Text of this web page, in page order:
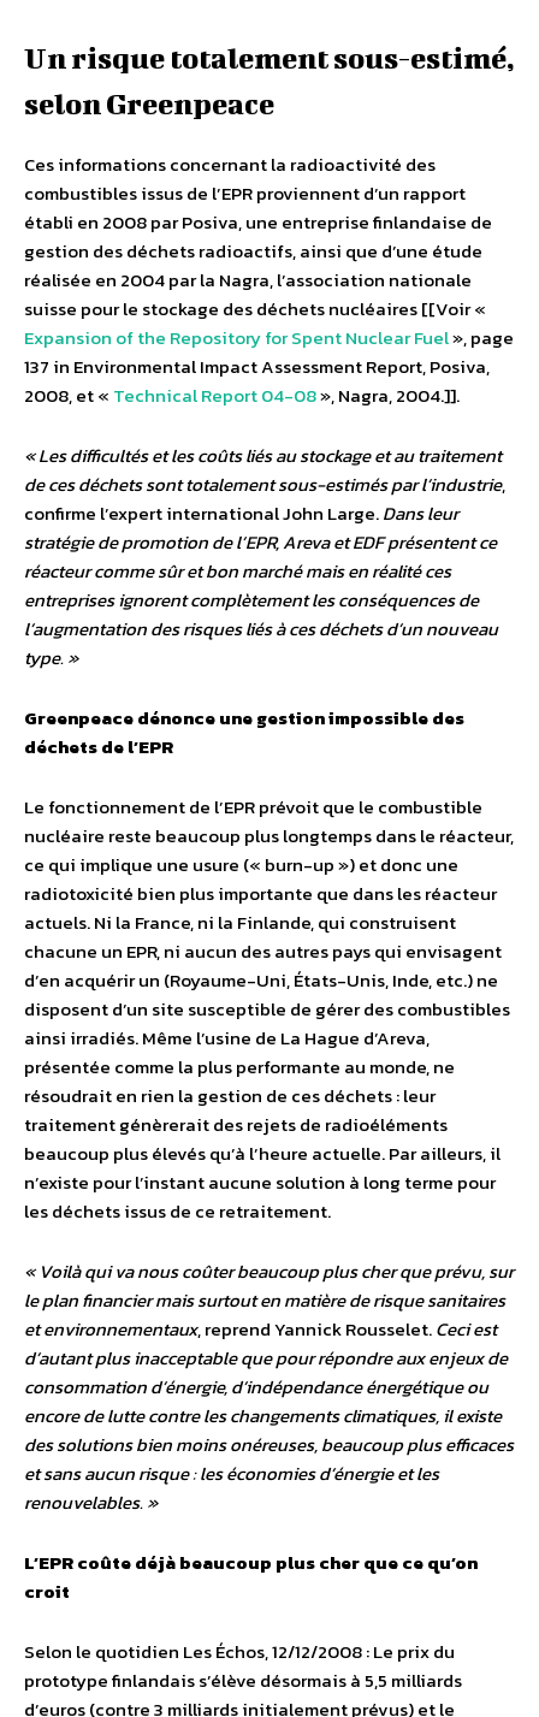
Un risque totalement sous-estimé,
selon Greenpeace
Ces informations concernant la radioactivité des
combustibles issus de l’EPR proviennent d’un rapport
établi en 2008 par Posiva, une entreprise finlandaise de
gestion des déchets radioactifs, ainsi que d’une étude
réalisée en 2004 par la Nagra, l’association nationale
suisse pour le stockage des déchets nucléaires [[Voir «
Expansion of the Repository for Spent Nuclear Fuel», page
137 in Environmental Impact Assessment Report, Posiva,
2008, et « Technical Report 04-08», Nagra, 2004.]].
« Les difficultés et les coûts liés au stockage et au traitement
de ces déchets sont totalement sous-estimés par l’industrie,
confirme l’expert international John Large.Dans leur
stratégie de promotion de l’EPR, Areva et EDF présentent ce
réacteur comme sûr et bon marché mais en réalité ces
entreprises ignorent complètement les conséquences de
l’augmentation des risques liés à ces déchets d’un nouveau
type. »
Greenpeace dénonce une gestion impossible des
déchets de l’EPR
Le fonctionnement de l’EPR prévoit que le combustible
nucléaire reste beaucoup plus longtemps dans le réacteur,
ce qui implique une usure (« burn-up ») et donc une
radiotoxicité bien plus importante que dans les réacteur
actuels. Ni la France, ni la Finlande, qui construisent
chacune un EPR, ni aucun des autres pays qui envisagent
d’en acquérir un (Royaume-Uni, États-Unis, Inde, etc.) ne
disposent d’un site susceptible de gérer des combustibles
ainsi irradiés. Même l’usine de La Hague d’Areva,
présentée comme la plus performante au monde, ne
résoudrait en rien la gestion de ces déchets : leur
traitement génèrerait des rejets de radioéléments
beaucoup plus élevés qu’à l’heure actuelle. Par ailleurs, il
n’existe pour l’instant aucune solution à long terme pour
les déchets issus de ce retraitement.
« Voilà qui va nous coûter beaucoup plus cher que prévu, sur
le plan financier mais surtout en matière de risque sanitaires
et environnementaux, reprend Yannick Rousselet.Ceci est
d’autant plus inacceptable que pour répondre aux enjeux de
consommation d’énergie, d’indépendance énergétique ou
encore de lutte contre les changements climatiques, il existe
des solutions bien moins onéreuses, beaucoup plus efficaces
et sans aucun risque : les économies d’énergie et les
renouvelables. »
L’EPR coûte déjà beaucoup plus cher que ce qu’on
croit
Selon le quotidien Les Échos, 12/12/2008 : Le prix du
prototype finlandais s’élève désormais à 5,5 milliards
d’euros (contre 3 milliards initialement prévus) et le